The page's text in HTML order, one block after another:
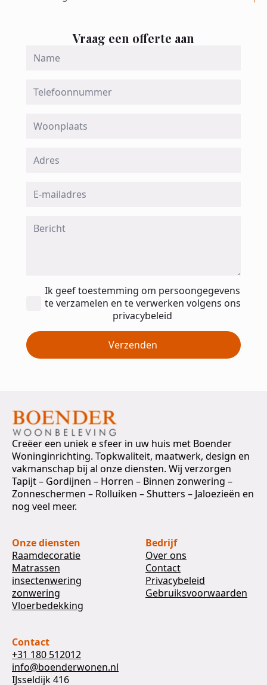
Vraag een offerte aan
Toestemming
Ik geef toestemming om persoongegevens
te verzamelen en te verwerken volgens ons
privacybeleid
Verzenden
Creëer een uniek e sfeer in uw huis met Boender
Woninginrichting. Topkwaliteit, maatwerk, design en
vakmanschap bij al onze diensten. Wij verzorgen
Tapijt – Gordijnen – Horren – Binnen zonwering –
Zonneschermen – Rolluiken – Shutters – Jaloezieën en
nog veel meer.
Onze diensten
Raamdecoratie
Matrassen
insectenwering
zonwering
Vloerbedekking
Bedrijf
Over ons
Contact
Privacybeleid
Gebruiksvoorwaarden
Contact
+31 180 512012
info@boenderwonen.nl
IJsseldijk 416